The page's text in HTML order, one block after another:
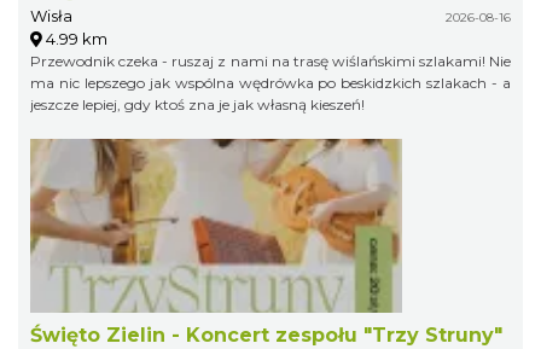
Wisła 2026-08-16
4.99 km
Przewodnik czeka - ruszaj z nami na trasę wiślańskimi szlakami! Nie
ma nic lepszego jak wspólna wędrówka po beskidzkich szlakach - a
jeszcze lepiej, gdy ktoś zna je jak własną kieszeń!
Święto Zielin - Koncert zespołu "Trzy Struny"